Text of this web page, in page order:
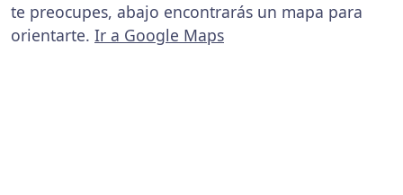
te preocupes, abajo encontrarás un mapa para
orientarte. Ir a Google Maps